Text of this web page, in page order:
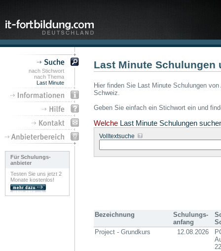
nach Stichwort
nach Thema
Last Minute
Für Schulungs-
anbieter
Testen Sie uns jetzt 2
Monate kostenlos!
Last Minute Schulungen
Hier finden Sie Last Minute Schulungen
Schweiz.
Geben Sie einfach ein Stichwort ein und
Welche Last Minute Schulungen
Volltextsuche
Bezeichnung
Schulungs-
anfang
Project - Grundkurs
12.08.2026